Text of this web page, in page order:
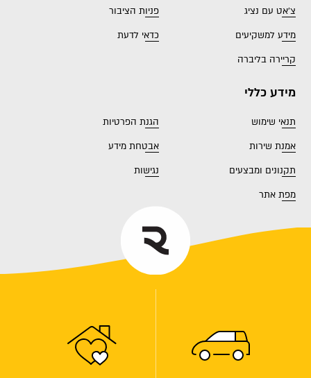
צ'אט עם נציג
פניות הציבור
מידע למשקיעים
כדאי לדעת
קריירה בליברה
מידע כללי
תנאי שימוש
הגנת הפרטיות
אמנת שירות
אבטחת מידע
תקנונים ומבצעים
נגישות
מפת אתר